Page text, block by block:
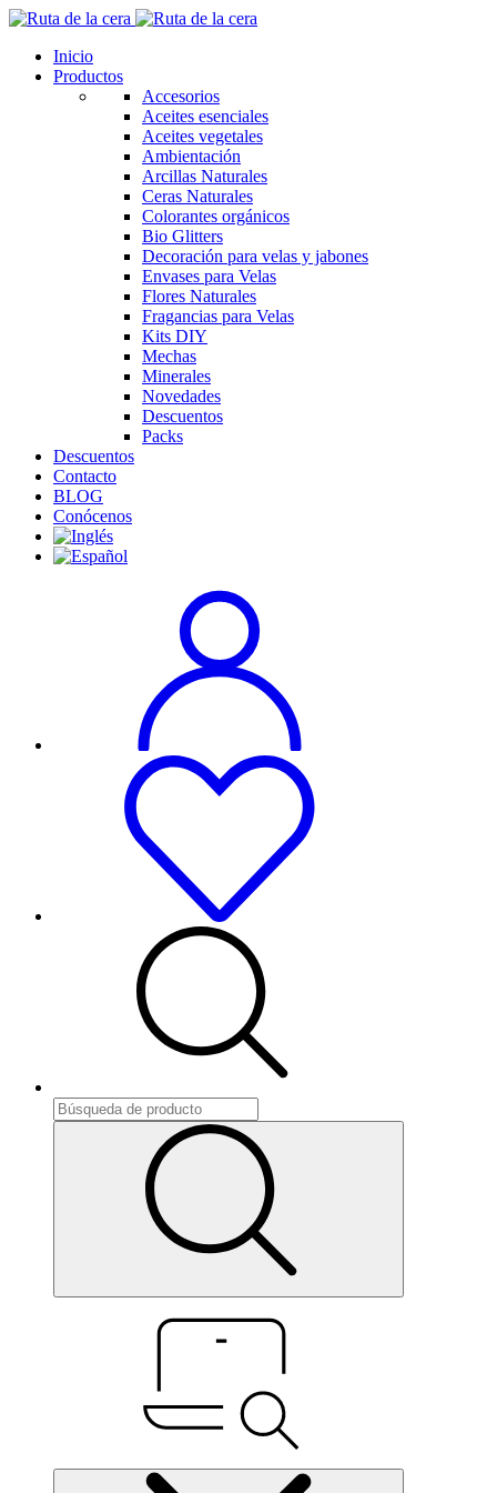
Inicio
Productos
Accesorios
Aceites esenciales
Aceites vegetales
Ambientación
Arcillas Naturales
Ceras Naturales
Colorantes orgánicos
Bio Glitters
Decoración para velas y jabones
Envases para Velas
Flores Naturales
Fragancias para Velas
Kits DIY
Mechas
Minerales
Novedades
Descuentos
Packs
Descuentos
Contacto
BLOG
Conócenos